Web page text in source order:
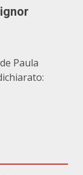
Paula